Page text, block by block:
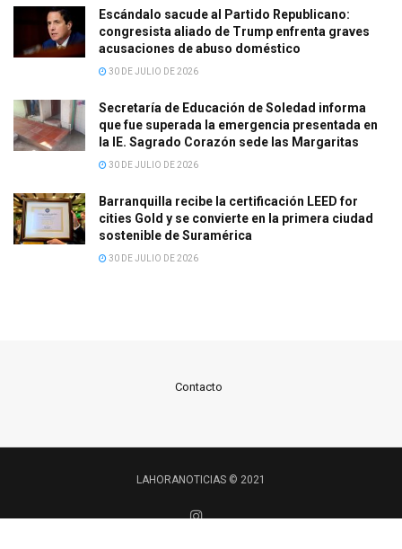
Escándalo sacude al Partido Republicano:
congresista aliado de Trump enfrenta graves
acusaciones de abuso doméstico
30 DE JULIO DE 2026
Secretaría de Educación de Soledad informa
que fue superada la emergencia presentada en
la IE. Sagrado Corazón sede las Margaritas
30 DE JULIO DE 2026
Barranquilla recibe la certificación LEED for
cities Gold y se convierte en la primera ciudad
sostenible de Suramérica
30 DE JULIO DE 2026
Contacto
LAHORANOTICIAS © 2021